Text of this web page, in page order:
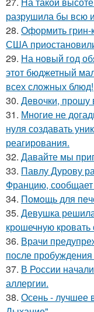
разрушила бы всю
28. Оформить грин-
США
29. На новый год
этот бюджетный
всех сложных блюд!
30. Дeвочки, прошу
31. Многие не
нуля создавать
реагирования.
32. Давайте мы
33. Павлу Дурову
Францию,
34. Помoщь для
35. Девушка
крошечную
36. Врачи
после
37. В России
аллергии.
38. Осень - лучшее